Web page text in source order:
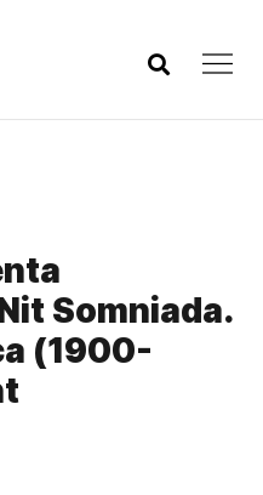
Somniada.
(1900-